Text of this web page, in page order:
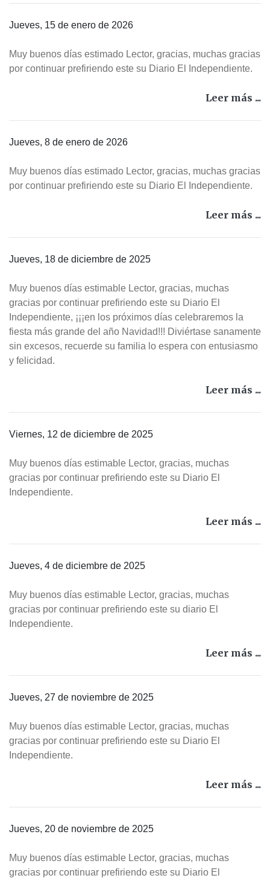
Jueves, 15 de enero de 2026
Muy buenos días estimado Lector, gracias, muchas gracias
por continuar prefiriendo este su Diario El Independiente.
Leer más ...
Jueves, 8 de enero de 2026
Muy buenos días estimado Lector, gracias, muchas gracias
por continuar prefiriendo este su Diario El Independiente.
Leer más ...
Jueves, 18 de diciembre de 2025
Muy buenos días estimable Lector, gracias, muchas
gracias por continuar prefiriendo este su Diario El
Independiente, ¡¡¡en los próximos días celebraremos la
fiesta más grande del año Navidad!!! Diviértase sanamente
sin excesos, recuerde su familia lo espera con entusiasmo
y felicidad.
Leer más ...
Viernes, 12 de diciembre de 2025
Muy buenos días estimable Lector, gracias, muchas
gracias por continuar prefiriendo este su Diario El
Independiente.
Leer más ...
Jueves, 4 de diciembre de 2025
Muy buenos días estimable Lector, gracias, muchas
gracias por continuar prefiriendo este su diario El
Independiente.
Leer más ...
Jueves, 27 de noviembre de 2025
Muy buenos días estimable Lector, gracias, muchas
gracias por continuar prefiriendo este su Diario El
Independiente.
Leer más ...
Jueves, 20 de noviembre de 2025
Muy buenos días estimable Lector, gracias, muchas
gracias por continuar prefiriendo este su Diario El